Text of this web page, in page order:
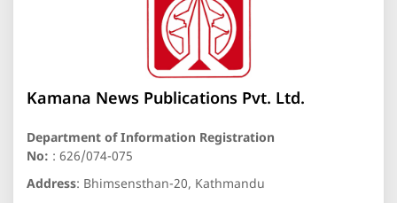
Kamana News Publications Pvt. Ltd.
Department of Information Registration
No: : 626/074-075
Address: Bhimsensthan-20, Kathmandu